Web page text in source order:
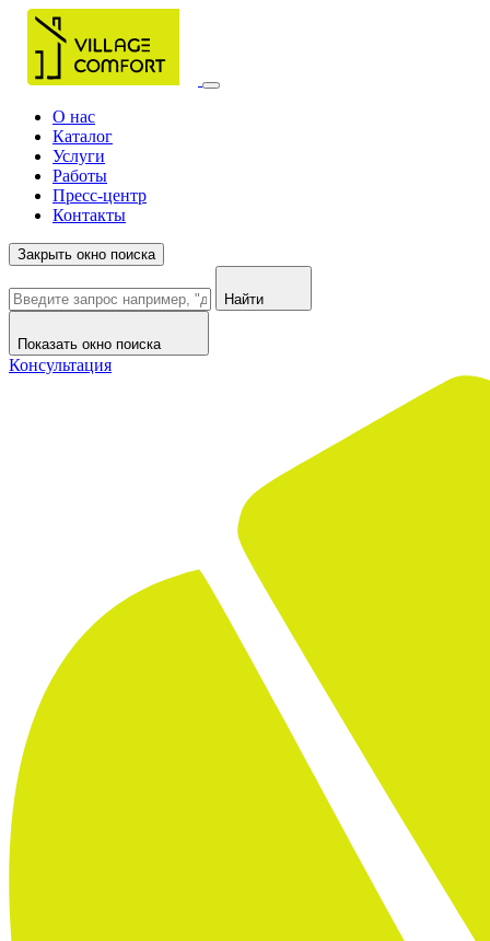
О нас
Каталог
Услуги
Работы
Пресс-центр
Контакты
Закрыть окно поиска
Найти
Показать окно поиска
Консультация